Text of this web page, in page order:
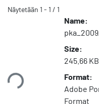
Näytetään 1 - 1 / 1
Name:
Size:
245.66 KB
Format:
Adobe
Format